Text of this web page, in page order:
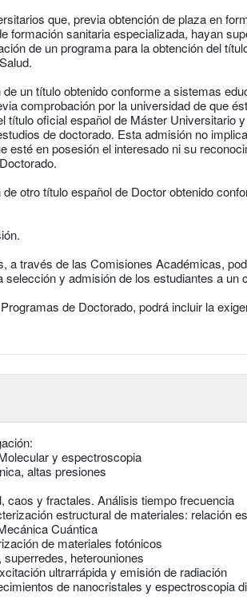
que, previa obtención de plaza en
formación sanitaria especializada, hayan
de un programa para la obtención del
un título obtenido conforme a sistemas
comprobación por la universidad de que
título oficial español de Máster Universitario
de doctorado. Esta admisión no
esté en posesión el interesado ni su
otro título español de Doctor obtenido
a través de las Comisiones Académicas,
selección y admisión de los estudiantes a un
de Doctorado, podrá incluir la
y espectroscopia
altas presiones
caos y fractales. Análisis tiempo frecuencia
estructural de materiales: relación
Cuántica
de materiales fotónicos
heterouniones
ultrarrápida y emisión de radiación
de nanocristales y espectroscopia